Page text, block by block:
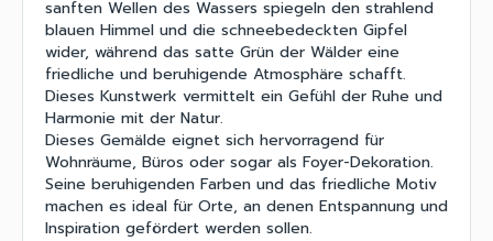
sanften Wellen des Wassers spiegeln den strahlend
blauen Himmel und die schneebedeckten Gipfel
wider, während das satte Grün der Wälder eine
friedliche und beruhigende Atmosphäre schafft.
Dieses Kunstwerk vermittelt ein Gefühl der Ruhe und
Harmonie mit der Natur.
Dieses Gemälde eignet sich hervorragend für
Wohnräume, Büros oder sogar als Foyer-Dekoration.
Seine beruhigenden Farben und das friedliche Motiv
machen es ideal für Orte, an denen Entspannung und
Inspiration gefördert werden sollen.